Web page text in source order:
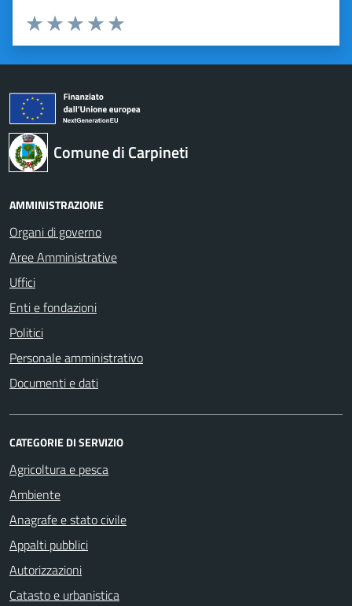
Valuta 5 stelle su 5
Valuta 4 stelle su 5
Valuta 3 stelle su 5
Valuta 2 stelle su 5
Valuta 1 stelle su 5
Comune di Carpineti
AMMINISTRAZIONE
Organi di governo
Aree Amministrative
Uffici
Enti e fondazioni
Politici
Personale amministrativo
Documenti e dati
CATEGORIE DI SERVIZIO
Agricoltura e pesca
Ambiente
Anagrafe e stato civile
Appalti pubblici
Autorizzazioni
Catasto e urbanistica